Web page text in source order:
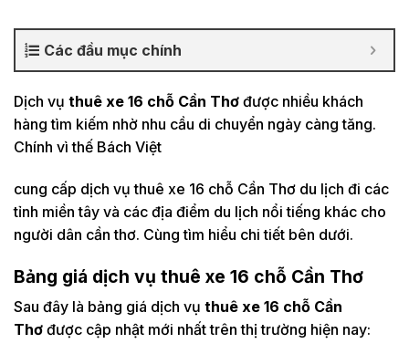
Các đầu mục chính
Dịch vụ thuê xe 16 chỗ Cần Thơ được nhiều khách
hàng tìm kiếm nhờ nhu cầu di chuyển ngày càng tăng.
Chính vì thế Bách Việt
cung cấp dịch vụ thuê xe 16 chỗ Cần Thơ du lịch đi các
tỉnh miền tây và các địa điểm du lịch nổi tiếng khác cho
người dân cần thơ. Cùng tìm hiểu chi tiết bên dưới.
Bảng giá dịch vụ thuê xe 16 chỗ Cần Thơ
Sau đây là bảng giá dịch vụ thuê xe 16 chỗ Cần
Thơ được cập nhật mới nhất trên thị trường hiện nay: